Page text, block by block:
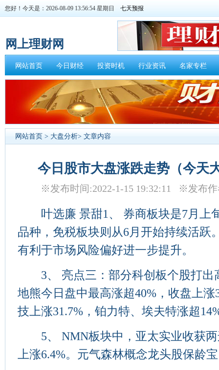
您好！今天是：2026-08-09 13:56:55 星期日
网上理财网
网站首页 今日财经 投资时机 行业资讯 名家专栏
网站首页 > 大盘分析> 文章内容
今日股市大盘涨跌走势（今天
※发布时间:2022-1-15 19:32:11 ※发布
叶选廉 景甜1、 券商板块是7月上
品种，免税板块则从6月开始持续活跃
有利于市场风险偏好进一步提升。
3、 亮点三：部分科创板个股打出
地熊今日盘中最高涨超40%，收盘上
技上涨31.7%，铂力特、埃夫特涨超
5、 NMN板块中，亚太实业收获两
上涨6.4%。元气森林概念龙头股保龄